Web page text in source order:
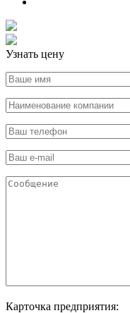
Узнать цену
Карточка предприятия: